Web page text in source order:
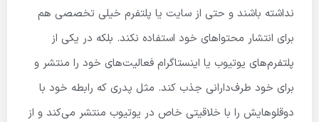
نداشته باشند و حتی از سایت یا پلتفرم خیلی تخصصی هم
برای انتشار محتواهای خود استفاده نکند. بلکه در یکی از
پلتفرم‌های یوتیوب یا اینستاگرام فعالیت‌های خود را منتشر و
برای خود طرف‌دارانی جذب کند. مثل پدری که رابطه خود با
دوقلوهایش را با خلاقیتی خاص در یوتیوب منتشر می‌کند و از